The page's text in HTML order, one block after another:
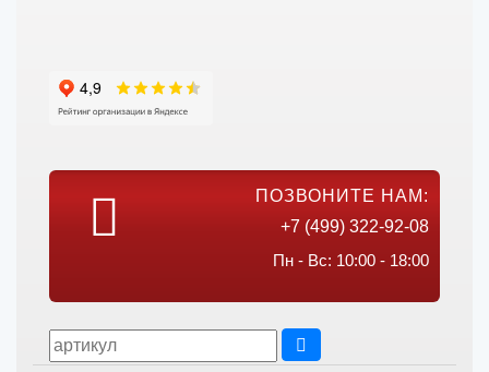
ПОЗВОНИТЕ НАМ:
+7 (499) 322-92-08
Пн - Вс: 10:00 - 18:00